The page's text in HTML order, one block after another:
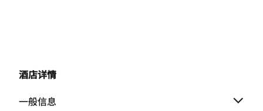
酒店详情
一般信息